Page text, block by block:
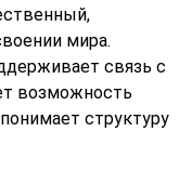
мира.
связь с
возможность
структуру